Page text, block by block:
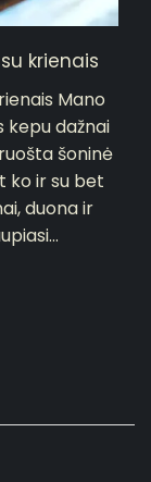
krienais
Mano
kepu dažnai
šoninė
ko ir su bet
duona ir